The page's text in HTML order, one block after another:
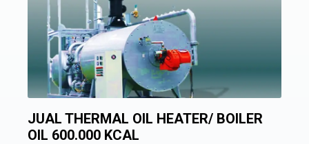
JUAL THERMAL OIL HEATER/ BOILER
OIL 600.000 KCAL